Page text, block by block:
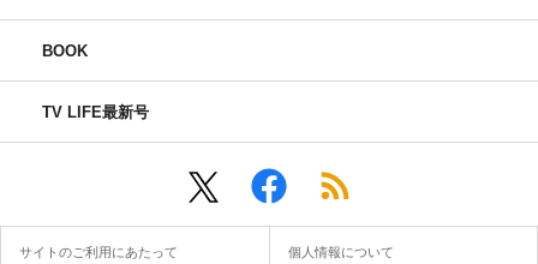
BOOK
TV LIFE最新号
サイトのご利用にあたって 個人情報について